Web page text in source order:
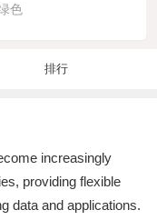
色
排行
increasingly
providing flexible
data and applications.